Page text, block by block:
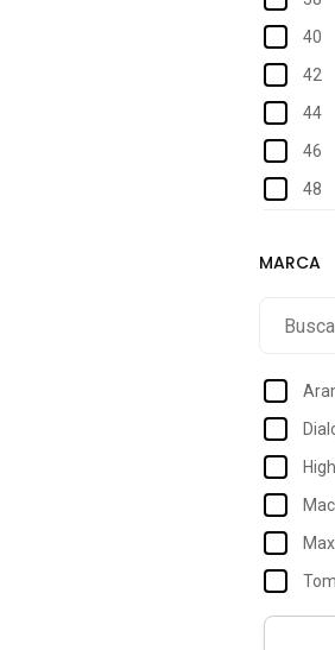
40
42
44
46
48